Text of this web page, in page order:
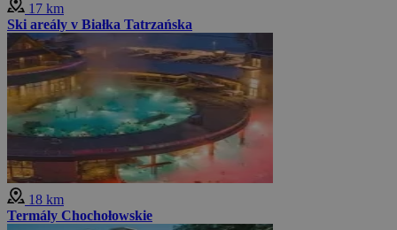
17 km
Ski areály v Białka Tatrzańska
18 km
Termály Chochołowskie